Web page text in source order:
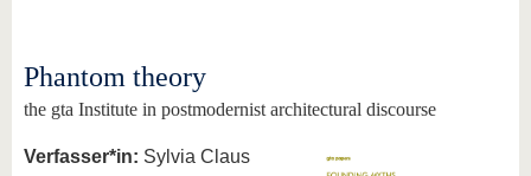
Phantom theory
the gta Institute in postmodernist architectural discourse
Verfasser*in: Sylvia Claus